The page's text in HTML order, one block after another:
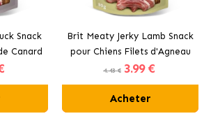
Snack
Canard
Brit Meaty Jerky Lamb Snack
pour Chiens Filets d'Agneau
4.43 € 3.99 €
Acheter